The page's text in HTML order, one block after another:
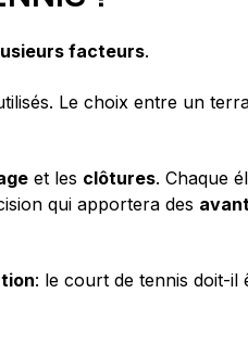
facteurs.
Le choix entre un
et les clôtures. Chaque
qui apportera des
: le court de tennis doit-